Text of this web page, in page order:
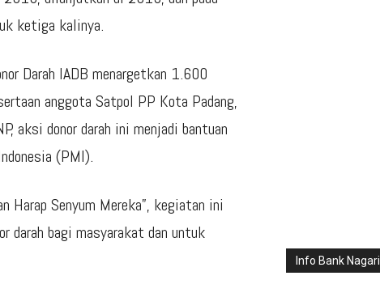
ketiga kalinya.
Darah IADB menargetkan 1.600
anggota Satpol PP Kota Padang,
aksi donor darah ini menjadi bantuan
(PMI).
Harap Senyum Mereka”, kegiatan ini
darah bagi masyarakat dan untuk
Info Bank Nagari